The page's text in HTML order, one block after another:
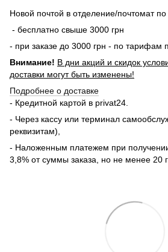
Новой почтой в отделение/почтомат
- бесплатно свыше 3000 грн
- при заказе до 3000 грн - по тарифам
Внимание! В дни акций и скидок
доставки могут быть изменены!
Подробнее о доставке
- Кредитной картой в privat24.
- Через кассу или терминал
реквизитам),
- Наложенным платежем при
3,8% от суммы заказа, но не менее 20